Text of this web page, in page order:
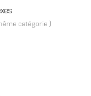
catégorie )